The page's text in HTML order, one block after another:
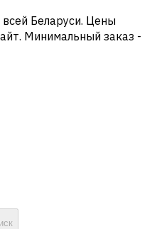
Беларуси. Цены
Минимальный заказ -